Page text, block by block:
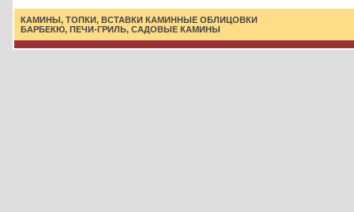
КАМИНЫ, ТОПКИ, ВСТАВКИ КАМИННЫЕ ОБЛИЦОВКИ
БАРБЕКЮ, ПЕЧИ-ГРИЛЬ, САДОВЫЕ КАМИНЫ